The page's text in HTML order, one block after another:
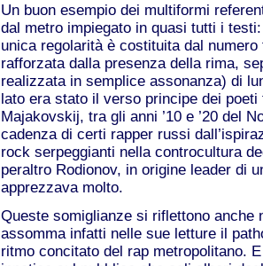
Un buon esempio dei multiformi
dal metro impiegato in quasi tutti i
unica regolarità è costituita dal
rafforzata dalla presenza della rima,
realizzata in semplice assonanza) di
lato era stato il verso principe dei
Majakovskij, tra gli anni ’10 e ’20 del
cadenza di certi rapper russi
rock serpeggianti nella controcultura
peraltro Rodionov, in origine leader di
apprezzava molto.
Queste somiglianze si riflettono anche
assomma infatti nelle sue letture il
ritmo concitato del rap metropolitano.